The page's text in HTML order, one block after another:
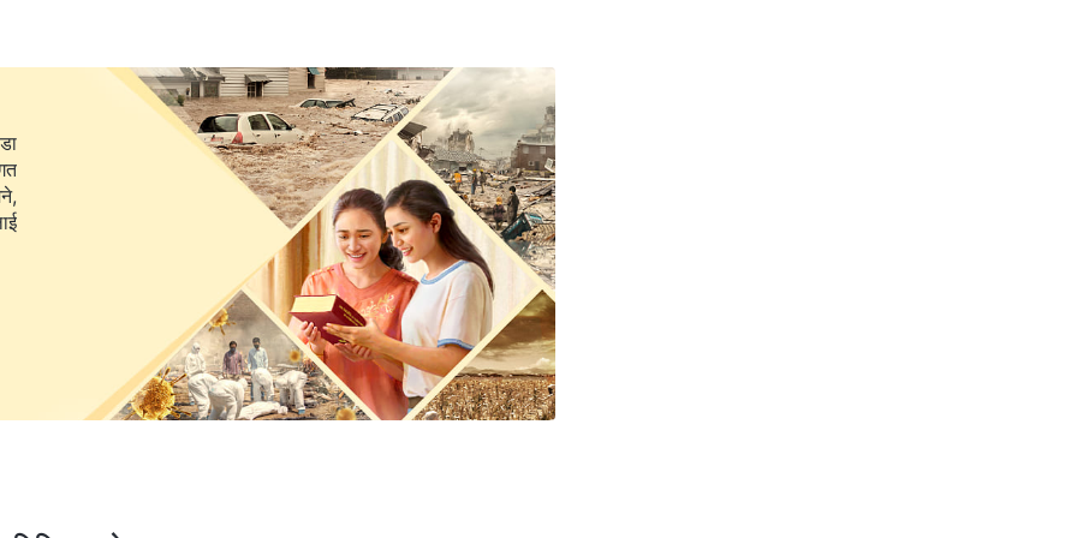
बरु आफ्‍नै हैसियतको बारेमा मात्रै सोच्छन्, परमेश्‍वरको घरका
र मण्डलीको काममा हानि पुर्‍याउँदै आफ्‍नै हैसियत र हितहरूको रक्षा
परिशिष्ट चार: ख्रीष्टविरोधीहरूको चरित्र र तिनीहरूको स्वभावको सारको
रूपमा स्वार्थी र घृणित हुन्छन् भनेर खुलासा गर्छन्। तिनीहरू आफ्‍नो
अरूकहाँ पठाउन अनिच्‍छुक हुन्छन्, यसरी मण्डलीको कामलाई अलिकति
रहेछ भन्‍ने मलाई थाहा भयो। विशेष गरी यी हरफहरू पढ्दा मलाई त्यस्तो
गर्दैनन्, तिनीहरू आफ्‍नै हैसियत र हितहरूको खातिर निरन्तर षड्यन्‍त्र
दिदीबहिनीहरूलाई आफ्नो सेवा गर्न लगाउँछन्। के यो स्वार्थी र
व्यवहारबारे विचार गरेँ: मिङ्सीलाई बढुवा गरिने सम्‍भावना छ भन्‍ने
धक्का पुग्नेछ भन्‍ने चिन्ता लाग्यो, त्यसकारण मैले उनलाई जान दिन
खटाउने योजना बनाइरहेको अनुमान लगाएँ अनि मलाई विरोध र